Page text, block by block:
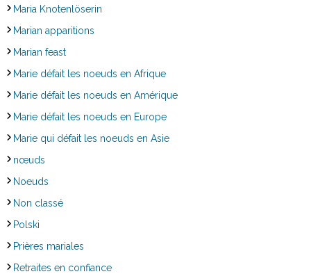
Maria Knotenlöserin
Marian apparitions
Marian feast
Marie défait les noeuds en Afrique
Marie défait les noeuds en Amérique
Marie défait les noeuds en Europe
Marie qui défait les noeuds en Asie
nœuds
Noeuds
Non classé
Polski
Prières mariales
Retraites en confiance